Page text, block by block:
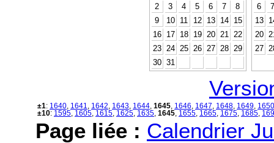
2
3 4 5 6 7
8
9
10 11 12 13 14
15
16
17 18 19 20 21
22
23
24 25 26 27 28
29
30 31
6
7
13
20
27
±1: 1640 1641 1642 1643 1644 1645 1646 1647 1648 1649 1650
±10: 1595 1605 1615 1625 1635 1645 1655 1665 1675 1685
Page liée : Calendrier